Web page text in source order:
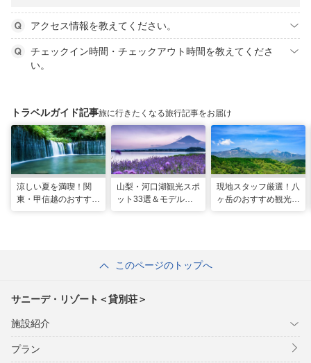
アクセス情報を教えてください。
チェックイン時間・チェックアウト時間を教えてくださ
い。
トラベルガイド記事旅に行きたくなる旅行記事をお届け
涼しい夏を満喫！関
東・甲信越のおすすめ
山梨・河口湖観光スポ
ット33選＆モデルコ
現地スタッフ厳選！八
ヶ岳のおすすめ観光ス
このページのトップへ
サニーデ・リゾート＜貸別荘＞
施設紹介
プラン